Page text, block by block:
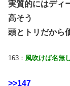
実質的にはディ
高そう
頭とトリだから
163： 風吹けば名無
>>147